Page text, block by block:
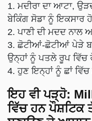
1. ਮਦੀਰਾ ਦਾ ਆਟਾ,
ਬੇਕਿੰਗ ਸੋਡਾ ਨੂੰ ਇਕਸਾਰ
2. ਪਾਣੀ ਦੀ ਮਦਦ
3. ਛੋਟੀਆਂ-ਛੋਟੀਆਂ ਪੇੜੇ
ਉਨ੍ਹਾਂ ਨੂੰ ਪਤਲੇ ਰੂਪ ਵਿੱਚ
4. ਹੁਣ ਇਨ੍ਹਾਂ ਨੂੰ ਛਾਂ
ਇਹ ਵੀ ਪੜ੍ਹੋ:
ਵਿੱਚ ਹਨ ਪੌਸ਼ਟਿਕ